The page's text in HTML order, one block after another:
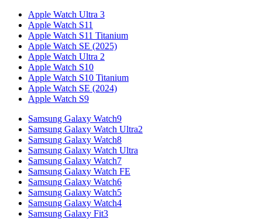
Apple Watch Ultra 3
Apple Watch S11
Apple Watch S11 Titanium
Apple Watch SE (2025)
Apple Watch Ultra 2
Apple Watch S10
Apple Watch S10 Titanium
Apple Watch SE (2024)
Apple Watch S9
Samsung Galaxy Watch9
Samsung Galaxy Watch Ultra2
Samsung Galaxy Watch8
Samsung Galaxy Watch Ultra
Samsung Galaxy Watch7
Samsung Galaxy Watch FE
Samsung Galaxy Watch6
Samsung Galaxy Watch5
Samsung Galaxy Watch4
Samsung Galaxy Fit3